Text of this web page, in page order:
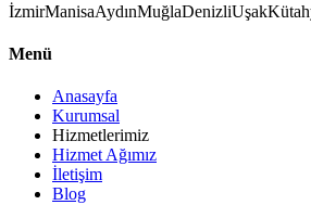
İzmirManisaAydınMuğlaDenizliUşak
Menü
Anasayfa
Kurumsal
Hizmetlerimiz
Hizmet Ağımız
İletişim
Blog